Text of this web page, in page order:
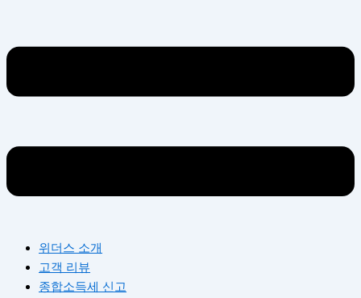
위더스 소개
고객 리뷰
종합소득세 신고